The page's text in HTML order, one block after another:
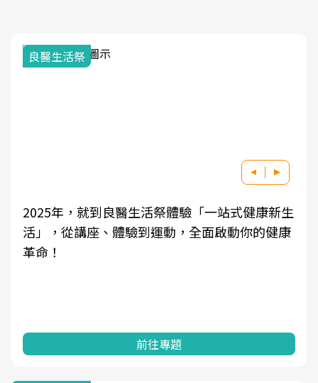
良醫生活祭
2025年，就到良醫生活祭體驗「一站式健康新生
活」，從講座、體驗到運動，全面啟動你的健康
革命！
前往專題